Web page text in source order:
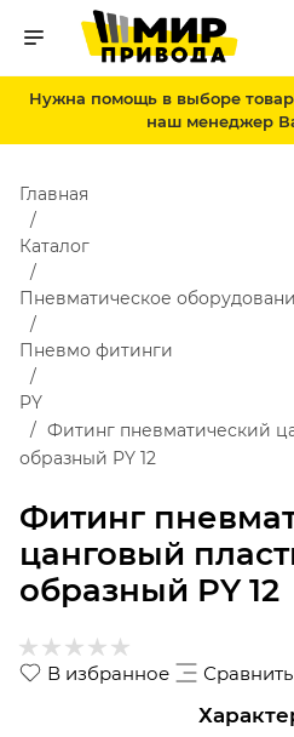
Нужна помощь в выборе
наш менеджер
Фитинг
цанговый
образный PY 12
Главная
Каталог
Пневматическое
Пневмо фитинги
PY
Фитинг пневматический
образный PY 12
В избранное Сравнить